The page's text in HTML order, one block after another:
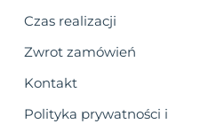
Czas realizacji
Zwrot zamówień
Kontakt
Polityka prywatności i